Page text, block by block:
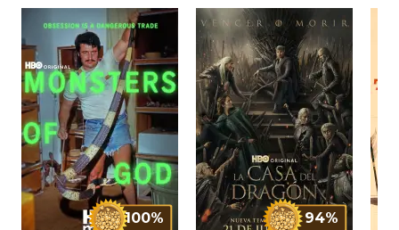
100% 94%